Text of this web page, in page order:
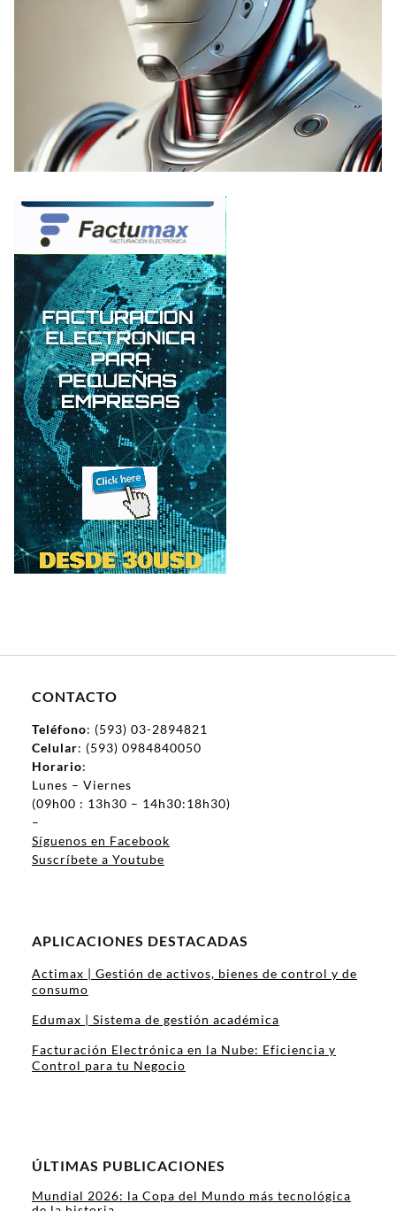
CONTACTO
Teléfono: (593) 03-2894821
Celular: (593) 0984840050
Horario:
Lunes – Viernes
(09h00 : 13h30 – 14h30:18h30)
–
Síguenos en Facebook
Suscríbete a Youtube
APLICACIONES DESTACADAS
Actimax | Gestión de activos, bienes de control y de
consumo
Edumax | Sistema de gestión académica
Facturación Electrónica en la Nube: Eficiencia y
Control para tu Negocio
ÚLTIMAS PUBLICACIONES
Mundial 2026: la Copa del Mundo más tecnológica